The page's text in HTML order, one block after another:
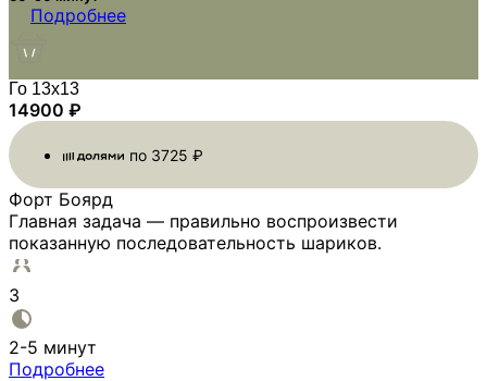
Подробнее
Го 13х13
14900 ₽
по 3725 ₽
Форт Боярд
Главная задача — правильно воспроизвести
показанную последовательность шариков.
3
2-5 минут
Подробнее